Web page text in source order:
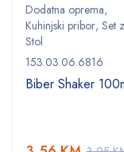
Dodatna oprema,
Kuhinjski pribor, Set
Stol
153.03.06.6816
Biber Shaker